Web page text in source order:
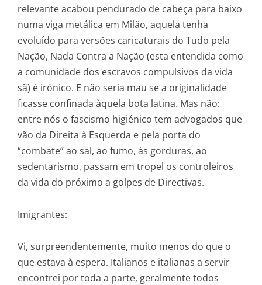
relevante acabou pendurado de cabeça para baixo
numa viga metálica em Milão, aquela tenha
evoluído para versões caricaturais do Tudo pela
Nação, Nada Contra a Nação (esta entendida como
a comunidade dos escravos compulsivos da vida
sã) é irónico. E não seria mau se a originalidade
ficasse confinada àquela bota latina. Mas não:
entre nós o fascismo higiénico tem advogados que
vão da Direita à Esquerda e pela porta do
“combate” ao sal, ao fumo, às gorduras, ao
sedentarismo, passam em tropel os controleiros
da vida do próximo a golpes de Directivas.
Imigrantes:
Vi, surpreendentemente, muito menos do que o
que estava à espera. Italianos e italianas a servir
encontrei por toda a parte, geralmente todos